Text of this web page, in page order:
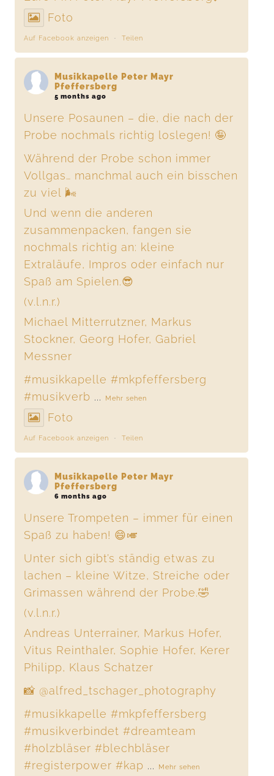
Foto
Auf Facebook anzeigen · Teilen
Musikkapelle Peter Mayr
Pfeffersberg
5 months ago
Unsere Posaunen – die, die nach der
Probe nochmals richtig loslegen! 🤪
Während der Probe schon immer
Vollgas… manchmal auch ein bisschen
zu viel 🌬️
Und wenn die anderen
zusammenpacken, fangen sie
nochmals richtig an: kleine
Extraläufe, Impros oder einfach nur
Spaß am Spielen.😎
(v.l.n.r.)
Michael Mitterrutzner, Markus
Stockner, Georg Hofer, Gabriel
Messner
#musikkapelle #mkpfeffersberg
#musikverb ... Mehr sehen
Foto
Auf Facebook anzeigen · Teilen
Musikkapelle Peter Mayr
Pfeffersberg
6 months ago
Unsere Trompeten – immer für einen
Spaß zu haben! 😄🎺
Unter sich gibt’s ständig etwas zu
lachen – kleine Witze, Streiche oder
Grimassen während der Probe.🤣
(v.l.n.r.)
Andreas Unterrainer, Markus Hofer,
Vitus Reinthaler, Sophie Hofer, Kerer
Philipp, Klaus Schatzer
📸 @alfred_tschager_photography
#musikkapelle #mkpfeffersberg
#musikverbindet #dreamteam
#holzbläser #blechbläser
#registerpower #kap ... Mehr sehen